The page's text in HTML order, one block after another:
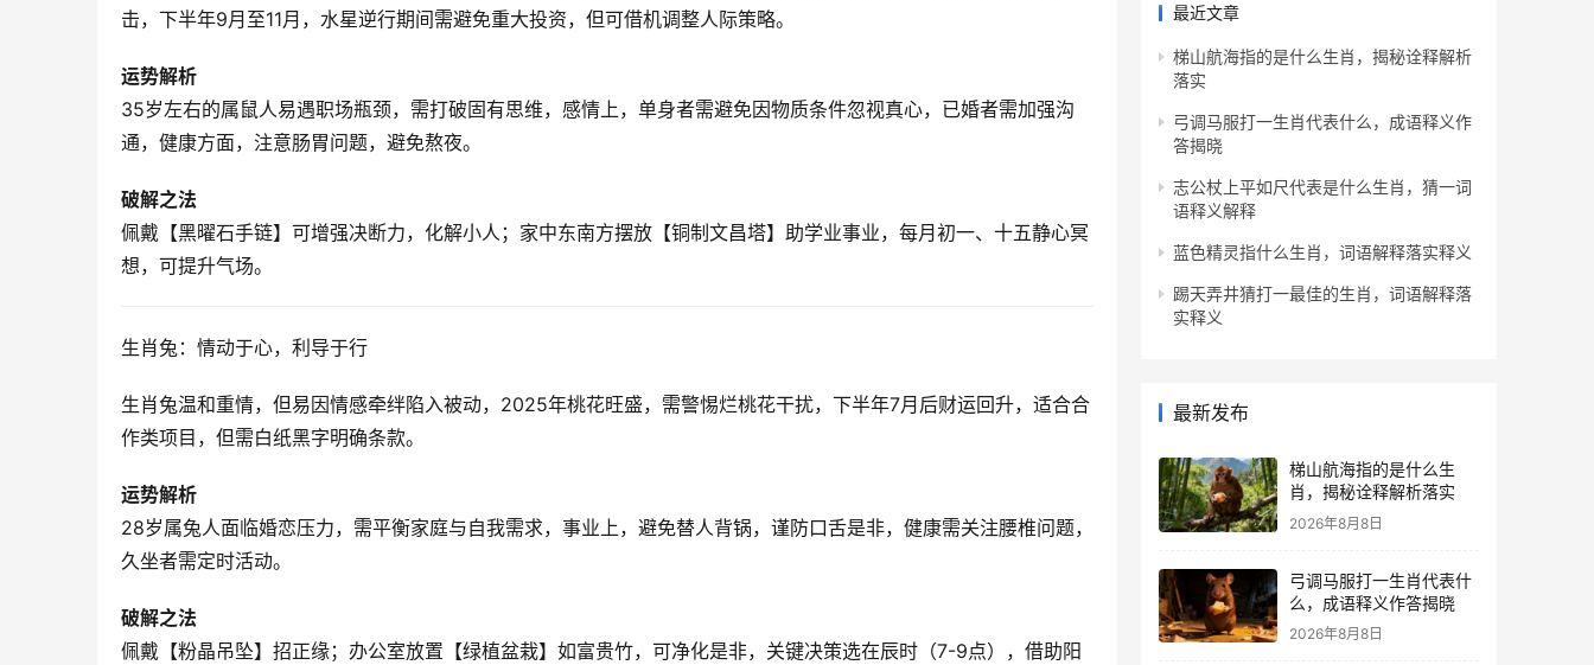
击，下半年9月至11月，水星逆行期间需避免重大投资，但可借机调整人际策略。
运势解析
35岁左右的属鼠人易遇职场瓶颈，需打破固有思维，感情上，单身者需避免因物质条件忽视真心，已婚者需加强沟
通，健康方面，注意肠胃问题，避免熬夜。
破解之法
佩戴【黑曜石手链】可增强决断力，化解小人；家中东南方摆放【铜制文昌塔】助学业事业，每月初一、十五静心冥
想，可提升气场。
生肖兔：情动于心，利导于行
生肖兔温和重情，但易因情感牵绊陷入被动，2025年桃花旺盛，需警惕烂桃花干扰，下半年7月后财运回升，适合合
作类项目，但需白纸黑字明确条款。
运势解析
28岁属兔人面临婚恋压力，需平衡家庭与自我需求，事业上，避免替人背锅，谨防口舌是非，健康需关注腰椎问题，
久坐者需定时活动。
破解之法
佩戴【粉晶吊坠】招正缘；办公室放置【绿植盆栽】如富贵竹，可净化是非，关键决策选在辰时（7-9点），借助阳
最近文章
梯山航海指的是什么生肖，揭秘诠释解析
落实
弓调马服打一生肖代表什么，成语释义作
答揭晓
志公杖上平如尺代表是什么生肖，猜一词
语释义解释
蓝色精灵指什么生肖，词语解释落实释义
踢天弄井猜打一最佳的生肖，词语解释落
实释义
最新发布
梯山航海指的是什么生
肖，揭秘诠释解析落实
2026年8月8日
弓调马服打一生肖代表什
么，成语释义作答揭晓
2026年8月8日